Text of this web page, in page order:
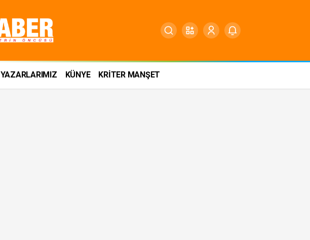
YAZARLARIMIZ KÜNYE KRİTER MANŞET